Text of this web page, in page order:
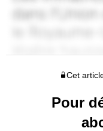
Cet
Pour